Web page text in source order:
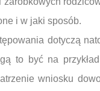
i w jaki sposób.
dotyczą
to być na
wniosku